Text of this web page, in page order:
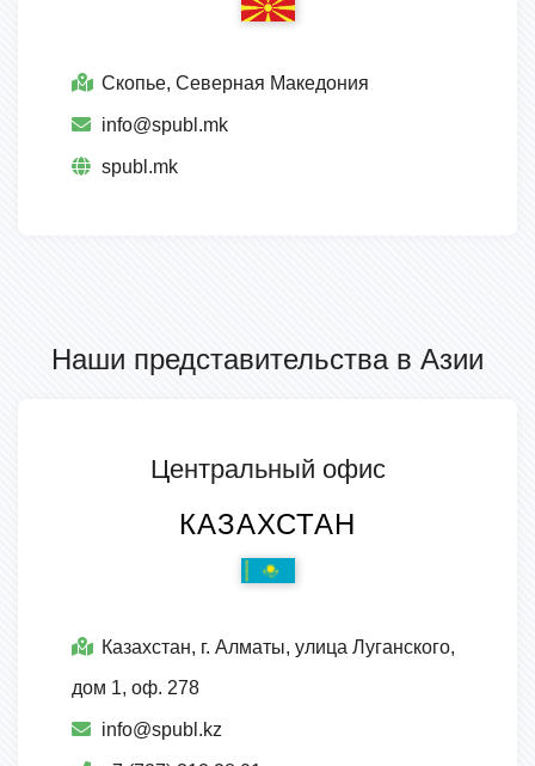
Скопье, Северная Македония
info@spubl.mk
spubl.mk
Наши представительства в Азии
Центральный офис
КАЗАХСТАН
Казахстан, г. Алматы, улица Луганского,
дом 1, оф. 278
info@spubl.kz